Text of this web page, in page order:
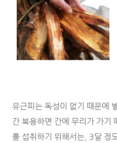
유근피는 독성이 없기 때문에
간 복용하면 간에 무리가 가기
를 섭취하기 위해서는, 3달 정